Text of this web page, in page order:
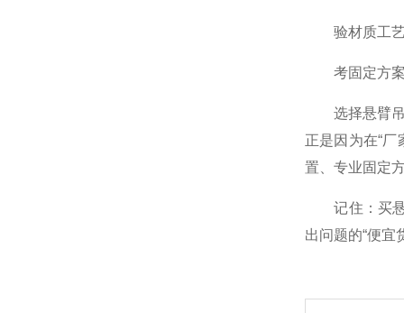
验材质工艺
考固定方案
选择悬臂
正是因为在“
置、专业固定
记住：买悬
出问题的“便宜